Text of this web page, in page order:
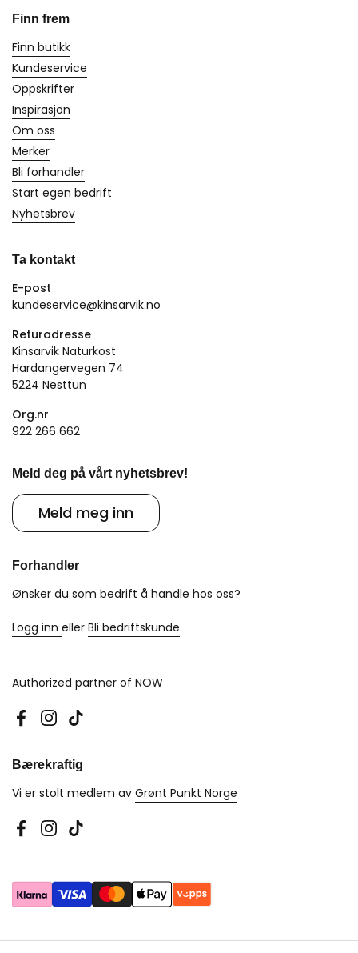
Finn frem
Finn butikk
Kundeservice
Oppskrifter
Inspirasjon
Om oss
Merker
Bli forhandler
Start egen bedrift
Nyhetsbrev
Ta kontakt
E-post
kundeservice@kinsarvik.no
Returadresse
Kinsarvik Naturkost
Hardangervegen 74
5224 Nesttun
Org.nr
922 266 662
Meld deg på vårt nyhetsbrev!
Meld meg inn
Forhandler
Ønsker du som bedrift å handle hos oss?
Logg inn eller Bli bedriftskunde
Authorized partner of NOW
Facebook
Instagram
TikTok
Bærekraftig
Vi er stolt medlem av Grønt Punkt Norge
Facebook
Instagram
TikTok